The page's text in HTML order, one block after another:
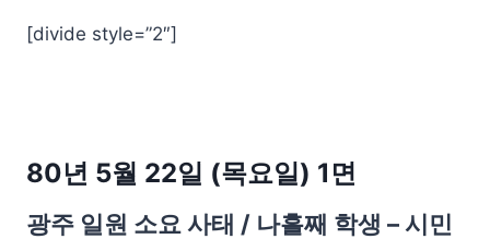
[divide style=”2″]
80년 5월 22일 (목요일) 1면
광주 일원 소요 사태 / 나흘째 학생 – 시민